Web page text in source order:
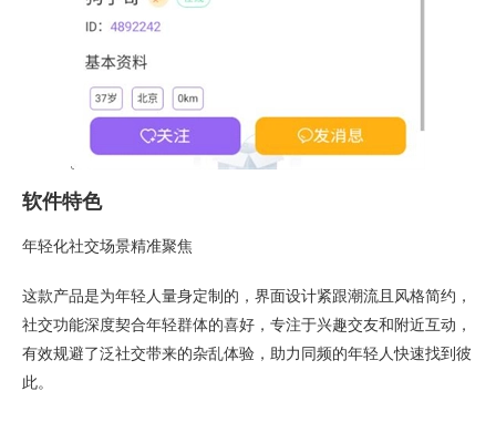
软件特色
年轻化社交场景精准聚焦
这款产品是为年轻人量身定制的，界面设计紧跟潮流且风格简约，
社交功能深度契合年轻群体的喜好，专注于兴趣交友和附近互动，
有效规避了泛社交带来的杂乱体验，助力同频的年轻人快速找到彼
此。